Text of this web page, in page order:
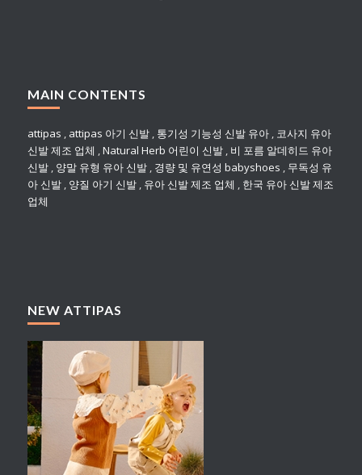
MAIN CONTENTS
attipas , attipas 아기 신발, 통기성 기능성 신발 유아, 코사지 유아
신발 제조 업체 ,Natural Herb 어린이 신발, 비 포름 알데히드 유아
신발, 양말 유형 유아 신발, 경량 및 유연성 babyshoes , 무독성 유
아 신발, 양질 아기 신발, 유아 신발 제조 업체 , 한국 유아 신발 제조
업체
NEW ATTIPAS